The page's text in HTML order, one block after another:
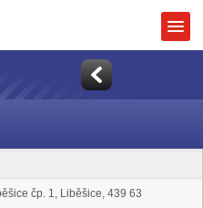
čp. 1, Liběšice, 439 63